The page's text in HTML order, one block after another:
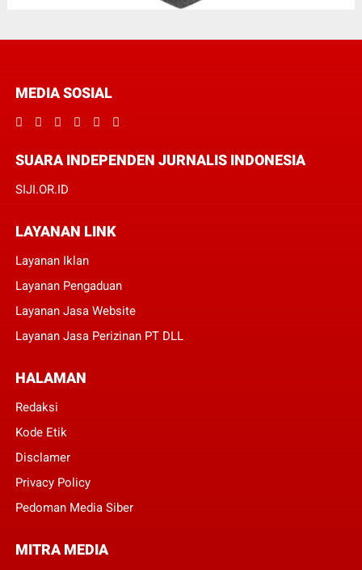
MEDIA SOSIAL
SUARA INDEPENDEN JURNALIS INDONESIA
SIJI.OR.ID
LAYANAN LINK
Layanan Iklan
Layanan Pengaduan
Layanan Jasa Website
Layanan Jasa Perizinan PT DLL
HALAMAN
Redaksi
Kode Etik
Disclamer
Privacy Policy
Pedoman Media Siber
MITRA MEDIA